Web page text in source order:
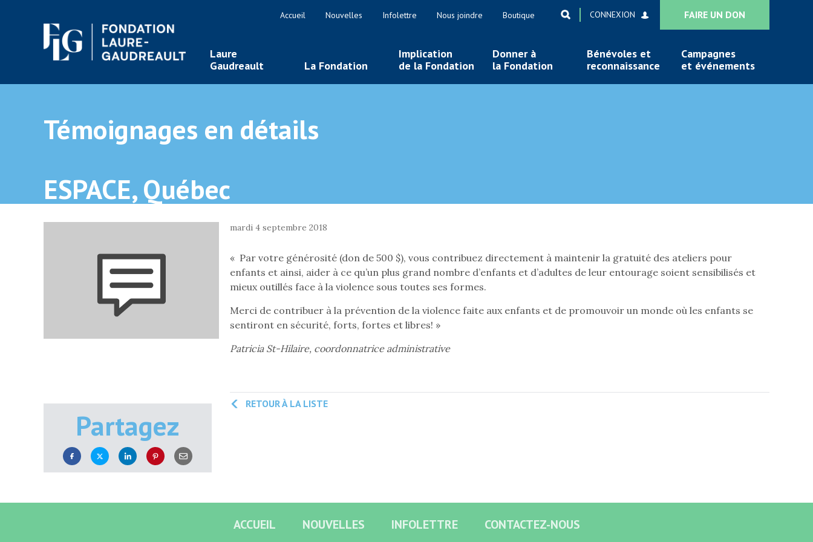
Accueil Nouvelles Infolettre Nous joindre Boutique CONNEXION FAIRE UN DON
Laure
Gaudreault
La Fondation
Implication
de la Fondation
Donner à
la Fondation
Bénévoles et
reconnaissance
Campagnes
et événements
Témoignages en détails
ESPACE, Québec
Partagez
mardi 4 septembre 2018
« Par votre générosité (don de 500 $), vous contribuez directement à maintenir la gratuité des ateliers pour
enfants et ainsi, aider à ce qu’un plus grand nombre d’enfants et d’adultes de leur entourage soient sensibilisés et
mieux outillés face à la violence sous toutes ses formes.
Merci de contribuer à la prévention de la violence faite aux enfants et de promouvoir un monde où les enfants se
sentiront en sécurité, forts, fortes et libres! »
Patricia St-Hilaire, coordonnatrice administrative
RETOUR À LA LISTE
ACCUEIL NOUVELLES INFOLETTRE CONTACTEZ-NOUS